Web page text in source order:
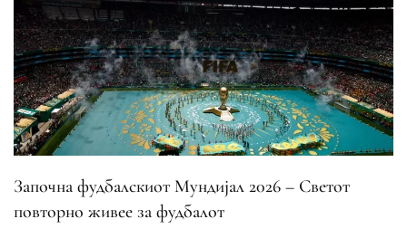
Започна фудбалскиот Мундијал 2026 – Светот
повторно живее за фудбалот